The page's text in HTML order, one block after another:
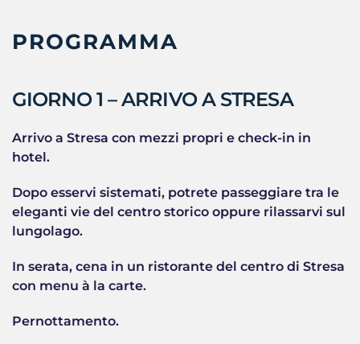
PROGRAMMA
GIORNO 1 – ARRIVO A STRESA
Arrivo a Stresa con mezzi propri e check-in in
hotel.
Dopo esservi sistemati, potrete passeggiare tra le
eleganti vie del centro storico oppure rilassarvi sul
lungolago.
In serata, cena in un ristorante del centro di Stresa
con menu à la carte.
Pernottamento.